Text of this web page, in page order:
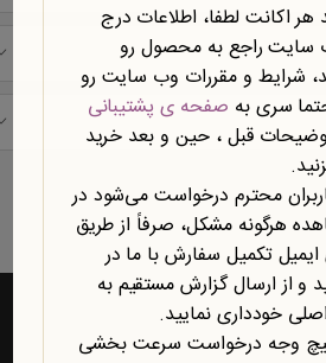
هر اکانت لطفا، اطلاعات درج
سایت راجع به محصول رو
شرایط و مقررات وب سایت رو
سری به صفحه ی پشتیبانی
قبل ، حین و بعد خرید
محترم درخواست می‌شود در
هرگونه مشکل، صرفاً از طریق
ایمیل تکمیل سفارش با ما در
و از ارسال گزارش مستقیم به
خودداری نمایید.
وجه درخواست سرعت بخشی